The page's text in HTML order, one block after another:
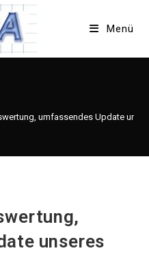
Menü
umfassendes Update
unseres